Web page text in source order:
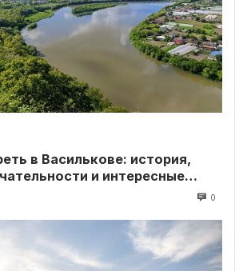
в Василькове: история,
и интересные
0